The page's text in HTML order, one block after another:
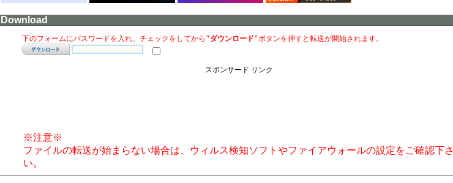
Download
下のフォームにパスワードを入れ、チェックをしてから "ダウンロード"ボタンを押すと転送が開始されます。
スポンサード リンク
※注意※
ファイルの転送が始まらない場合は、ウィルス検知ソフトやファイアウォールの設定をご確認下さ
い。